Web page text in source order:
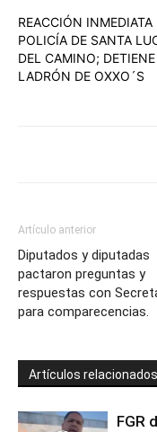
REACCIÓN INMEDIATA
POLICÍA DE SANTA
DEL CAMINO;
LADRÓN DE OXXO´S
Artículo anterior
Diputados y diputadas
pactaron preguntas y
respuestas con
para comparecencias.
Artículos relacionados
FGR